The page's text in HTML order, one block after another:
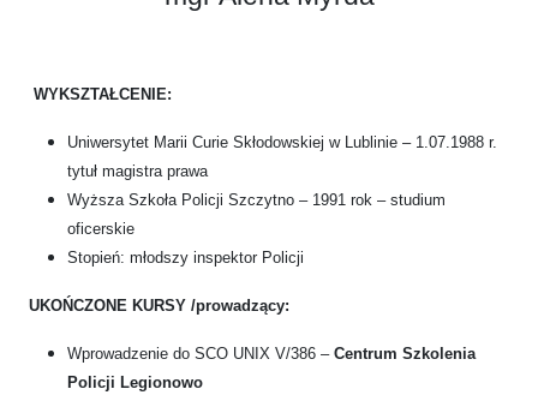
WYKSZTAŁCENIE:
Uniwersytet Marii Curie Skłodowskiej w Lublinie – 1.07.1988 r.
tytuł magistra prawa
Wyższa Szkoła Policji Szczytno – 1991 rok – studium
oficerskie
Stopień: młodszy inspektor Policji
UKOŃCZONE KURSY /prowadzący:
Wprowadzenie do SCO UNIX V/386 – Centrum Szkolenia
Policji Legionowo